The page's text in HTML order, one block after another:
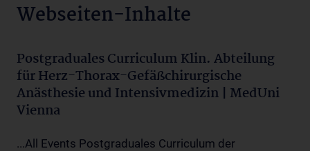
Webseiten-Inhalte
Postgraduales Curriculum Klin. Abteilung
für Herz-Thorax-Gefäßchirurgische
Anästhesie und Intensivmedizin | MedUni
Vienna
...All Events Postgraduales Curriculum der